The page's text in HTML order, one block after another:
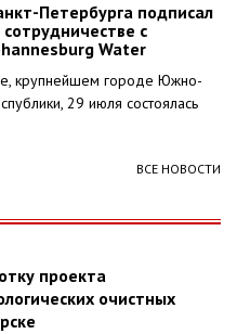
Петербурга подписал
с
Water
крупнейшем городе Южно-
29 июля состоялась
ВСЕ НОВОСТИ
проекта
очистных